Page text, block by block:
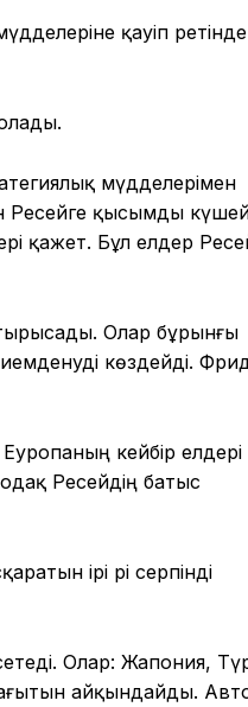
қауіп ретінде
мүдделерімен
Ресейге қысымды
қажет. Бұл елдер
тырысады. Олар бұрынғы
иемденуді көздейді.
кейбір елдері
Ресейдің батыс
ірі әрі серпінді
Олар: Жапония,
айқындайды.